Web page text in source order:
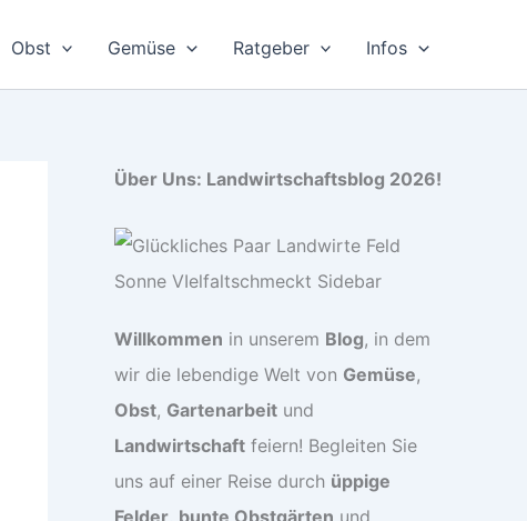
Obst Gemüse Ratgeber Infos
Über Uns: Landwirtschaftsblog 2026!
Willkommen in unserem Blog, in dem
wir die lebendige Welt von Gemüse,
Obst, Gartenarbeit und
Landwirtschaft feiern! Begleiten Sie
uns auf einer Reise durch üppige
Felder, bunte Obstgärten und